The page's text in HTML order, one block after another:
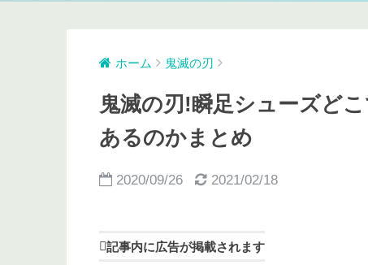
ホーム 鬼滅の刃
鬼滅の刃!瞬足シューズど
あるのかまとめ
2020/09/26 2021/02/18
記事内に広告が掲載されます